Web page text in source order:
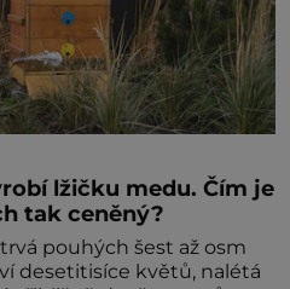
lžičku medu. Čím je
tak ceněný?
pouhých šest až osm
desetitisíce květů, nalétá